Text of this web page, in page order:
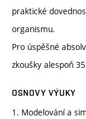
praktické
organismu.
Pro úspěšné
zkoušky alespoň
OSNOVY VÝUKY
1. Modelování a